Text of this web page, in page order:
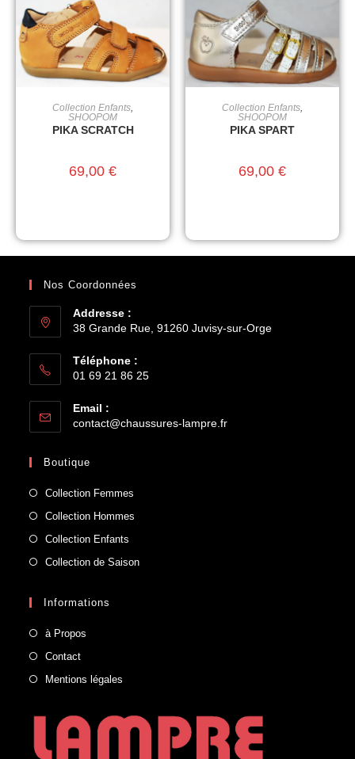
CHOIX DES OPTIONS
Collection Enfants
SHOOPOM
PIKA SCRATCH
69,00 €
CHOIX DES OPTIONS
Collection Enfants
SHOOPOM
PIKA SPART
69,00 €
Nos Coordonnées
Addresse :
38 Grande Rue, 91260 Juvisy-sur-Orge
Téléphone :
01 69 21 86 25
Email :
contact@chaussures-lampre.fr
Boutique
Collection Femmes
Collection Hommes
Collection Enfants
Collection de Saison
Informations
à Propos
Contact
Mentions légales